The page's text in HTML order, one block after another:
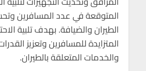
المتوقعة في عدد المسافرين
الطيران والضيافة. بهدف تلبية
المتزايدة للمسافرين وتعزيز
والخدمات المتعلقة بالطيران.